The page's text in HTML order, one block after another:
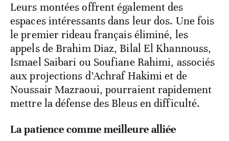
Leurs montées offrent également des
espaces intéressants dans leur dos. Une fois
le premier rideau français éliminé, les
appels de Brahim Diaz, Bilal El Khannouss,
Ismael Saibari ou Soufiane Rahimi, associés
aux projections d’Achraf Hakimi et de
Noussair Mazraoui, pourraient rapidement
mettre la défense des Bleus en difficulté.
La patience comme meilleure alliée